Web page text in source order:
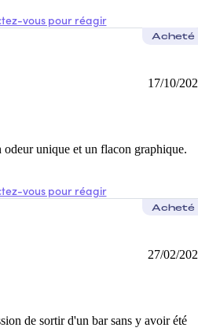
vous pour réagir
Acheté
17/10/
unique et un flacon graphique.
vous pour réagir
Acheté
27/02/
de sortir d'un bar sans y avoir été